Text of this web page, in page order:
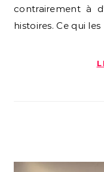
contrairement à
histoires. Ce qui